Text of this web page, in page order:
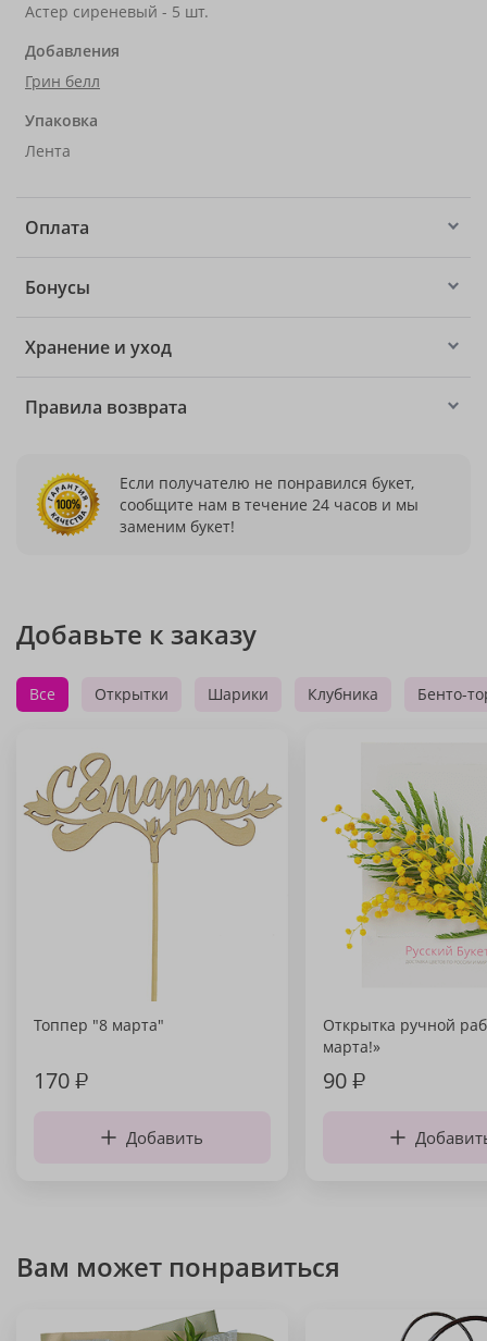
Астер сиреневый - 5 шт.
Добавления
Грин белл
Упаковка
Лента
Оплата
Бонусы
Хранение и уход
Правила возврата
Если получателю не понравился букет,
сообщите нам в течение 24 часов и мы
заменим букет!
Добавьте к заказу
Все Открытки Шарики Клубника Бенто-
Топпер "8 марта"
170₽
Добавить
Открытка ручной
марта!»
90₽
Вам может понравиться